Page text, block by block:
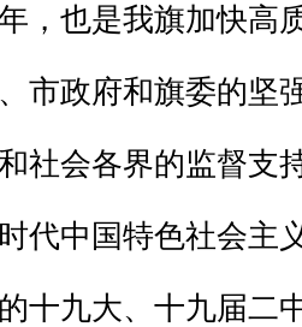
，也是我旗加快高
市政府和旗委的坚
社会各界的监督支
代中国特色社会主
十九大、十九届二